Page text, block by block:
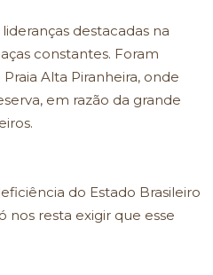
destacadas na
constantes. Foram
Alta Piranheira, onde
em razão da grande
do Estado Brasileiro
nos resta exigir que esse